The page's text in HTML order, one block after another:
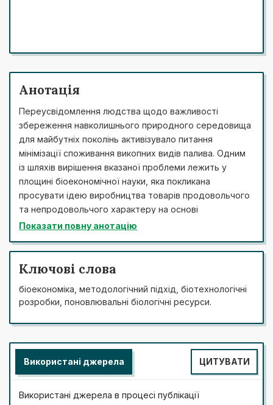
Анотація
Переусвідомлення людства щодо важливості
збереження навколишнього природного середовища
для майбутніх поколінь активізувало питання
мінімізації споживання викопних видів палива. Одним
із шляхів вирішення вказаної проблеми лежить у
площині біоекономічної науки, яка покликана
просувати ідею виробництва товарів продовольчого
та непродовольчого характеру на основі
поновлювальних біологічних ресурсів. Можливість
обумовлює необхідність обґрунтування теоретичної
концептуалізації біоекономічного контенту в
позиції вчених і дивергенції їх поглядів щодо
становлення біоекономічної парадигми. Ключові
завдання полягають у ретроспективному вивченні
концептуальних засад становлення інклюзивної
європейської біоекономіки, якій характерне модерне
мислення відносно термінології біоекономічного
напряму, ідентифікації методологічних підходів до
Показати повну анотацію
Ключові слова
біоекономіка, методологічний підхід, біотехнологічні
розробки, поновлювальні біологічні ресурси.
Використані джерела ЦИТУВАТИ
Використані джерела в процесі публікації